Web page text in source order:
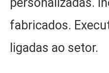
personalizadas.
fabricados.
ligadas ao setor.